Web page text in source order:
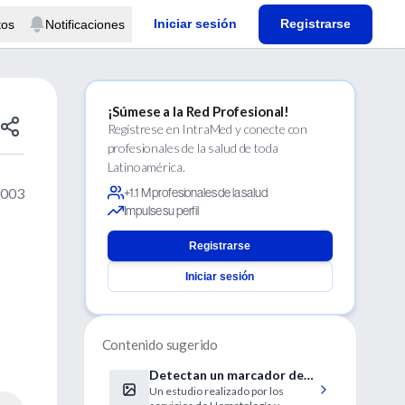
Notificaciones Iniciar sesión Registrarse
¡Súmese a la Red Profesional!
Regístrese en IntraMed y conecte con
profesionales de la salud de toda
Latinoamérica.
+1.1 M profesionales de la salud
Impulse su perfil
Registrarse
Iniciar sesión
Contenido sugerido
Detectan un marcador de
recaída en pacientes de
Un estudio realizado por los